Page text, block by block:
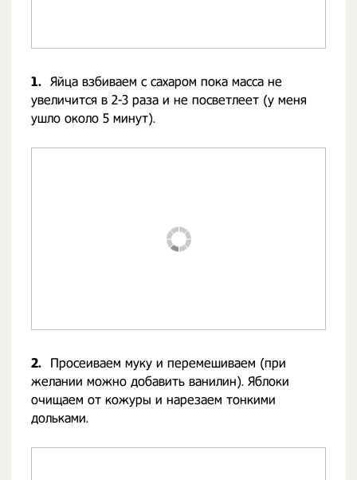
1. Яйца взбиваем с сахаром пока масса не
увеличится в 2-3 раза и не посветлеет (у меня
ушло около 5 минут).
2.
Просеиваем муку и перемешиваем (при
желании можно добавить ванилин). Яблоки
очищаем от кожуры и нарезаем тонкими
дольками.